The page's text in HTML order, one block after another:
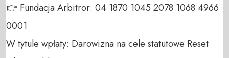
👉 Fundacja Arbitror: 04 1870 1045 2078 1068 4966
0001
W tytule wpłaty: Darowizna na cele statutowe Reset